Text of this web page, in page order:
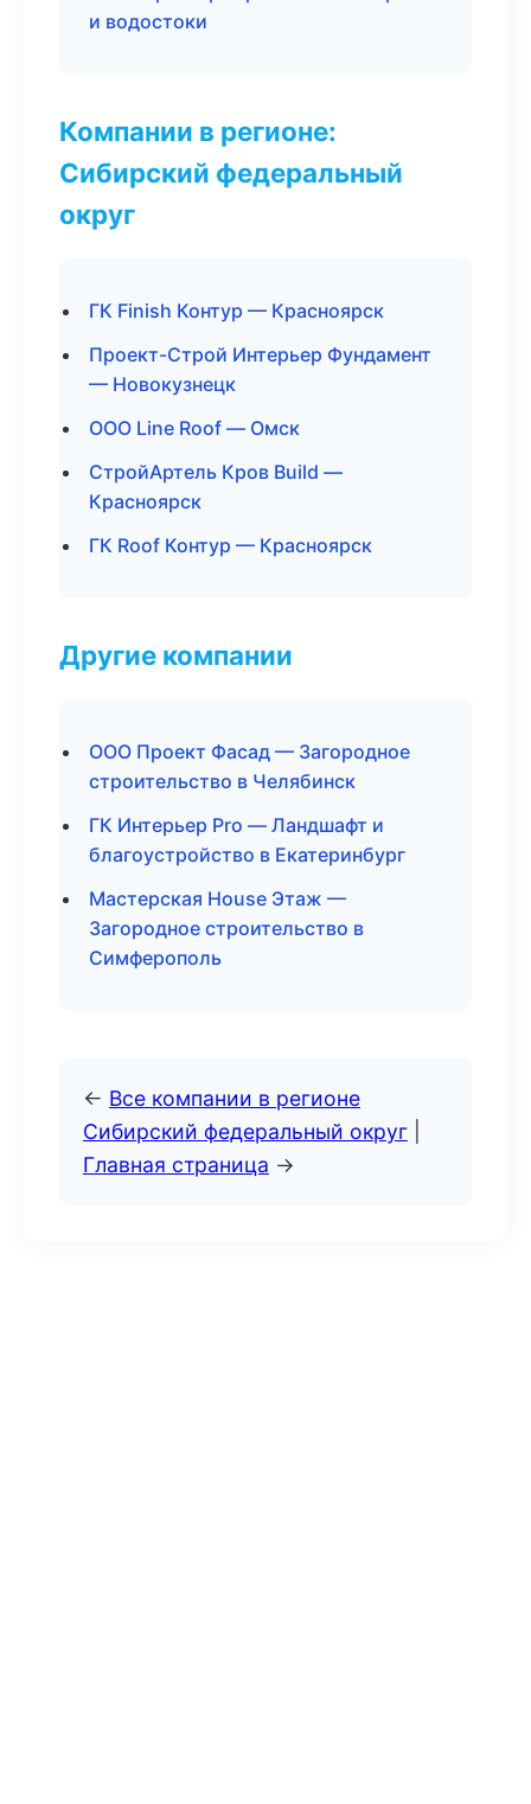
и водостоки
Компании в регионе:
Сибирский федеральный
округ
ГК Finish Контур — Красноярск
Проект-Строй Интерьер Фундамент
— Новокузнецк
ООО Line Roof — Омск
СтройАртель Кров Build —
Красноярск
ГК Roof Контур — Красноярск
Другие компании
ООО Проект Фасад — Загородное
строительство в Челябинск
ГК Интерьер Pro — Ландшафт и
благоустройство в Екатеринбург
Мастерская House Этаж —
Загородное строительство в
Симферополь
← Все компании в регионе
Сибирский федеральный округ
Главная страница →